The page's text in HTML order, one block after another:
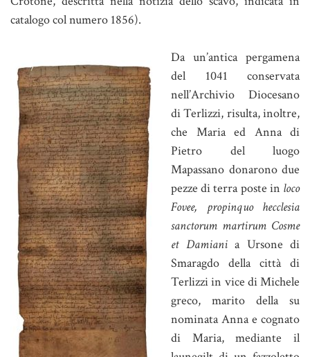
catalogo col numero 1856).
Da un’antica pergamena
del 1041 conservata
nell’Archivio Diocesano
di Terlizzi, risulta, inoltre,
che Maria ed Anna di
Pietro del luogo
Mapassano donarono due
pezze di terra poste in loco
Fovee, propinquo hecclesia
sanctorum martirum Cosme
et Damiani a Ursone di
Smaragdo della città di
Terlizzi in vice di Michele
greco, marito della su
nominata Anna e cognato
di Maria, mediante il